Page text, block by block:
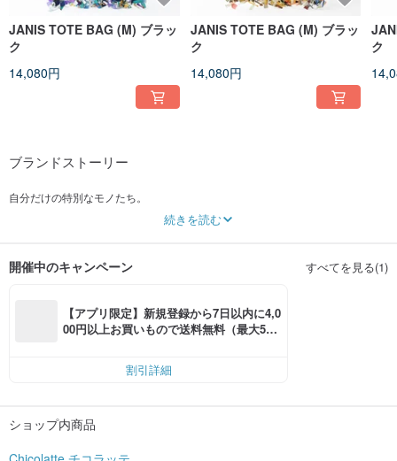
JANIS TOTE BAG (M) ブラッ
ク
14,080円
JANIS TOTE BAG (M) ブラッ
ク
14,080円
ク
ブランドストーリー
自分だけの特別なモノたち。
素材もプリントも時代もすべて組み合わせて
必要なモノでなくても、
あったら嬉しいモノを
これからも作り続けたいと思っています。
スカーフ素材の持つ魅力や長い年月を経て出来たヴィンテージ特有の風合いが
フを使用しております。
続きを読む
開催中のキャンペーン すべてを見る(1)
【アプリ限定】新規登録から7日以内に4,0
00円以上お買いもので送料無料（最大500
割引詳細
ショップ内商品